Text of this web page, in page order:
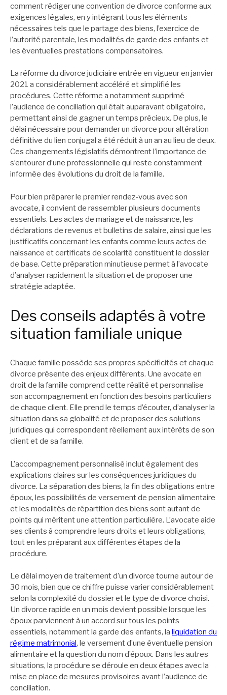
comment rédiger une convention de divorce conforme aux
exigences légales, en y intégrant tous les éléments
nécessaires tels que le partage des biens, l’exercice de
l’autorité parentale, les modalités de garde des enfants et
les éventuelles prestations compensatoires.
La réforme du divorce judiciaire entrée en vigueur en janvier
2021 a considérablement accéléré et simplifié les
procédures. Cette réforme a notamment supprimé
l’audience de conciliation qui était auparavant obligatoire,
permettant ainsi de gagner un temps précieux. De plus, le
délai nécessaire pour demander un divorce pour altération
définitive du lien conjugal a été réduit à un an au lieu de deux.
Ces changements législatifs démontrent l’importance de
s’entourer d’une professionnelle qui reste constamment
informée des évolutions du droit de la famille.
Pour bien préparer le premier rendez-vous avec son
avocate, il convient de rassembler plusieurs documents
essentiels. Les actes de mariage et de naissance, les
déclarations de revenus et bulletins de salaire, ainsi que les
justificatifs concernant les enfants comme leurs actes de
naissance et certificats de scolarité constituent le dossier
de base. Cette préparation minutieuse permet à l’avocate
d’analyser rapidement la situation et de proposer une
stratégie adaptée.
Des conseils adaptés à votre
situation familiale unique
Chaque famille possède ses propres spécificités et chaque
divorce présente des enjeux différents. Une avocate en
droit de la famille comprend cette réalité et personnalise
son accompagnement en fonction des besoins particuliers
de chaque client. Elle prend le temps d’écouter, d’analyser la
situation dans sa globalité et de proposer des solutions
juridiques qui correspondent réellement aux intérêts de son
client et de sa famille.
L’accompagnement personnalisé inclut également des
explications claires sur les conséquences juridiques du
divorce. La séparation des biens, la fin des obligations entre
époux, les possibilités de versement de pension alimentaire
et les modalités de répartition des biens sont autant de
points qui méritent une attention particulière. L’avocate aide
ses clients à comprendre leurs droits et leurs obligations,
tout en les préparant aux différentes étapes de la
procédure.
Le délai moyen de traitement d’un divorce tourne autour de
30 mois, bien que ce chiffre puisse varier considérablement
selon la complexité du dossier et le type de divorce choisi.
Un divorce rapide en un mois devient possible lorsque les
époux parviennent à un accord sur tous les points
essentiels, notamment la garde des enfants, la liquidation du
régime matrimonial, le versement d’une éventuelle pension
alimentaire et la question du nom d’époux. Dans les autres
situations, la procédure se déroule en deux étapes avec la
mise en place de mesures provisoires avant l’audience de
conciliation.